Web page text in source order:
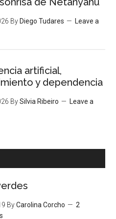
By Diego Tudares
Leave a
artificial,
y dependencia
BySilvia Ribeiro
Leave a
ByCarolina Corcho
2